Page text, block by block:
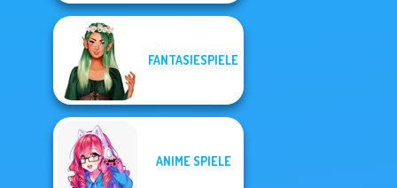
FANTASIESPIELE
ANIME SPIELE